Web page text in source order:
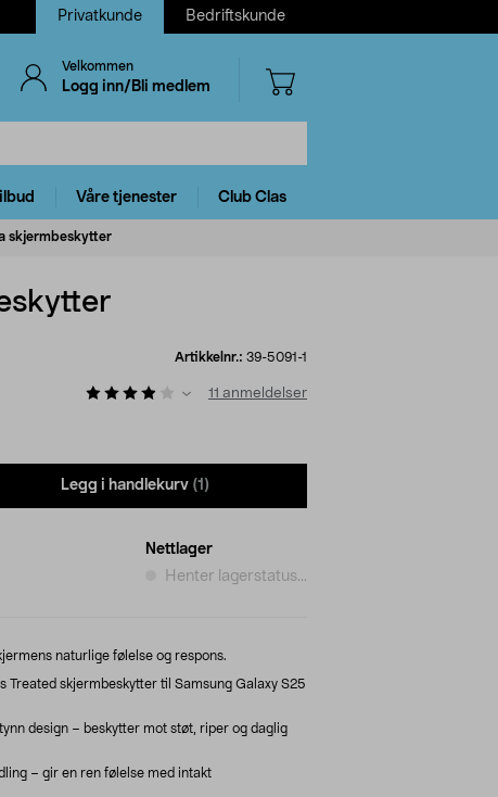
Privatkunde Bedriftskunde
Velkommen
Logg inn/Bli medlem
Våre tjenester Club Clas
skjermbeskytter
Artikkelnr.: 39-5091-1
11 anmeldelser
Legg i handlekurv (1)
Nettlager
Henter lagerstatus...
naturlige følelse og respons.
Treated skjermbeskytter til Samsung Galaxy S25
design – beskytter mot støt, riper og daglig
– gir en ren følelse med intakt